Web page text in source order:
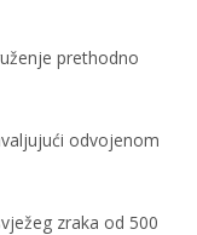
prethodno
odvojenom
zraka od 500